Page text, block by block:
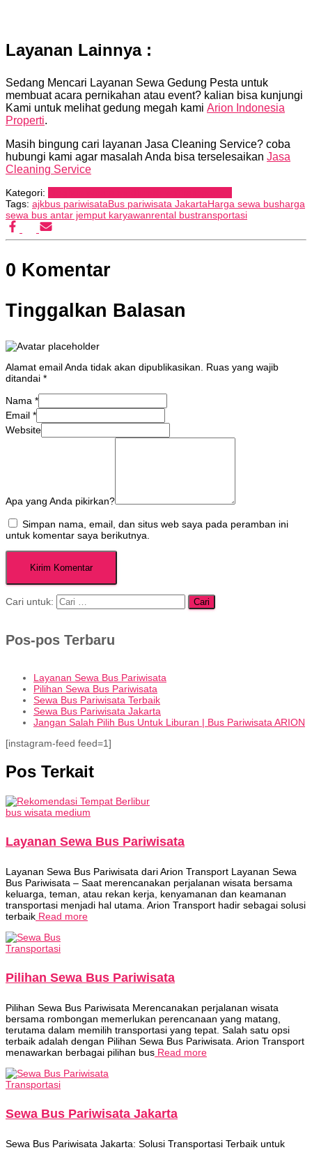
Layanan Lainnya :
Sedang Mencari Layanan Sewa Gedung Pesta untuk
membuat acara pernikahan atau event? kalian bisa kunjungi
Kami untuk melihat gedung megah kami Arion Indonesia
Properti.
Masih bingung cari layanan Jasa Cleaning Service? coba
hubungi kami agar masalah Anda bisa terselesaikan Jasa
Cleaning Service
Kategori:
Tags: ajkbus pariwisataBus pariwisata JakartaHarga sewa busharga
sewa bus antar jemput karyawanrental bustransportasi
0 Komentar
Tinggalkan Balasan
Alamat email Anda tidak akan dipublikasikan.
Ruas yang wajib
ditandai *
Nama *
Email *
Website
Apa yang Anda pikirkan?
Simpan nama, email, dan situs web saya pada peramban ini
untuk komentar saya berikutnya.
Cari untuk:
Pos-pos Terbaru
Layanan Sewa Bus Pariwisata
Pilihan Sewa Bus Pariwisata
Sewa Bus Pariwisata Terbaik
Sewa Bus Pariwisata Jakarta
Jangan Salah Pilih Bus Untuk Liburan | Bus Pariwisata ARION
[instagram-feed feed=1]
Pos Terkait
bus wisata medium
Layanan Sewa Bus Pariwisata
Layanan Sewa Bus Pariwisata dari Arion Transport Layanan Sewa
Bus Pariwisata – Saat merencanakan perjalanan wisata bersama
keluarga, teman, atau rekan kerja, kenyamanan dan keamanan
transportasi menjadi hal utama. Arion Transport hadir sebagai solusi
terbaik Read more
Transportasi
Pilihan Sewa Bus Pariwisata
Pilihan Sewa Bus Pariwisata Merencanakan perjalanan wisata
bersama rombongan memerlukan perencanaan yang matang,
terutama dalam memilih transportasi yang tepat. Salah satu opsi
terbaik adalah dengan Pilihan Sewa Bus Pariwisata. Arion Transport
menawarkan berbagai pilihan bus Read more
Transportasi
Sewa Bus Pariwisata Jakarta
Sewa Bus Pariwisata Jakarta: Solusi Transportasi Terbaik untuk